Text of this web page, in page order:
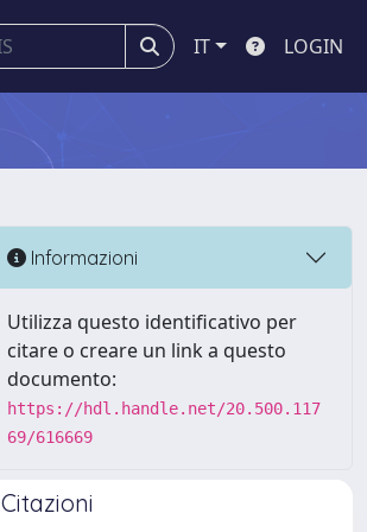
IT LOGIN
Informazioni
Utilizza questo identificativo per
citare o creare un link a questo
documento:
https://hdl.handle.net/20.500.117
69/616669
Citazioni